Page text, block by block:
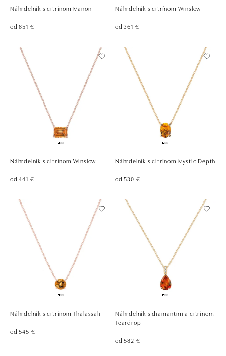
Náhrdelník s citrínom Manon
od 851 €
Náhrdelník s citrínom Winslow
od 361 €
Náhrdelník s citrínom Winslow
od 441 €
Náhrdelník s citrínom Mystic Depth
od 530 €
Náhrdelník s citrínom Thalassali
od 545 €
Náhrdelník s diamantmi a citrínom
Teardrop
od 582 €